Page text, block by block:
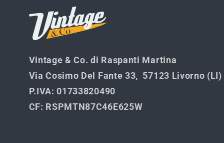
Vintage & Co. di Raspanti Martina
Via Cosimo Del Fante 33, 57123 Livorno (LI)
P.IVA: 01733820490
CF: RSPMTN87C46E625W